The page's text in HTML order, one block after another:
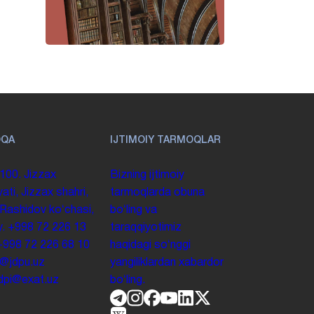
Jizzax
Jizzax shahri,
koʻchasi,
+998 72 226 13
72 226 68 10
IJTIMOIY TARMOQLAR
Bizning ijtimoiy
tarmoqlarda obuna
boʻling va
taraqqiyotimiz
haqidagi soʻnggi
yangiliklardan xabardor
boʻling.